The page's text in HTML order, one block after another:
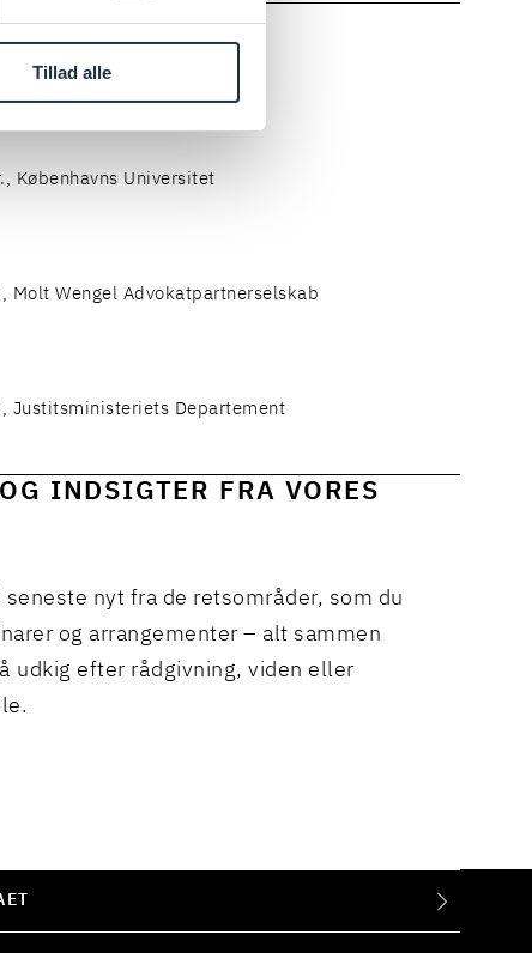
Tillad alle
Kammeradvokaten
Københavns Universitet
Molt Wengel Advokatpartnerselskab
Justitsministeriets Departement
INDSIGTER FRA VORES
nyt fra de retsområder, som du
og arrangementer – alt sammen
udkig efter rådgivning, viden eller